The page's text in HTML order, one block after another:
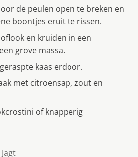
de peulen open te breken en
boontjes eruit te rissen.
en kruiden in een
grove massa.
kaas erdoor.
met citroensap, zout en
of knapperig